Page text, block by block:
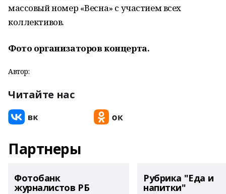
массовый номер «Весна» с участием всех
коллективов.
Фото организаторов концерта.
Автор:
Читайте нас
Партнеры
Фотобанк
журналистов РБ
Рубрика "Еда и
напитки"